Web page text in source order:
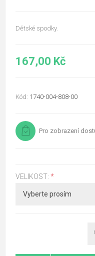
Dětské spodky.
167,00 Kč
Kód: 1740-004-808-00
Pro zobrazení
VELIKOST: *